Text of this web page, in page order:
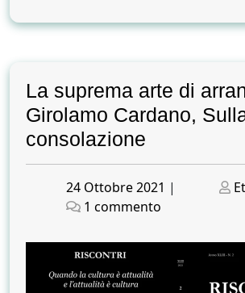
La suprema arte di
Girolamo Cardano,
consolazione
Posted
on
24 Ottobre 2021 |
1 commento
suprema
arte